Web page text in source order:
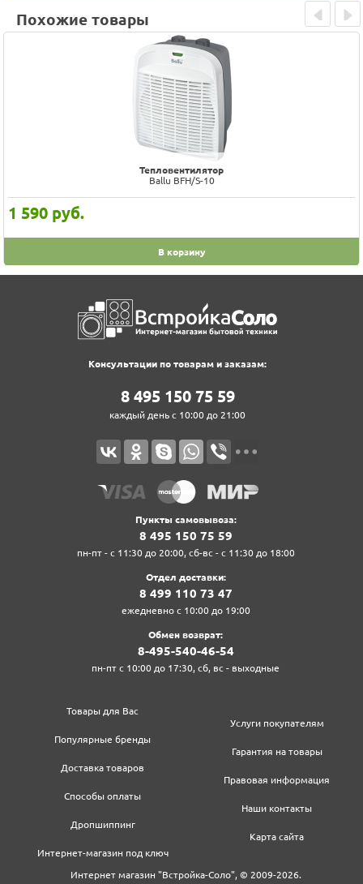
Похожие товары
Тепловентилятор
Ballu BFH/S-10
1 590 руб.
В корзину
Prev Next
Консультации по товарам и заказам:
8‍ 4‍9‍5‍ 1‍5‍0‍ 7‍5‍ 5‍9‍
каждый день с 10:00 до 21:00
Пункты самовывоза:
8‍ 4‍9‍5‍ 1‍5‍0‍ 7‍5‍ 5‍9‍
пн-пт - с 11:30 до 20:00, сб-вс - с 11:30 до 18:00
Отдел доставки:
8‍ 4‍9‍9‍ 1‍1‍0‍ 7‍3‍ 4‍7‍
ежедневно с 10:00 до 19:00
Обмен возврат:
8‍-4‍9‍5‍-5‍4‍0‍-4‍6‍-5‍4‍
пн-пт с 10:00 до 17:30, сб, вс - выходные
Товары для Вас
Популярные бренды
Доставка товаров
Способы оплаты
Дропшиппинг
Интернет-магазин под ключ
Услуги покупателям
Гарантия на товары
Правовая информация
Наши контакты
Карта сайта
Интернет магазин "Встройка-Соло", © 2009-2026.